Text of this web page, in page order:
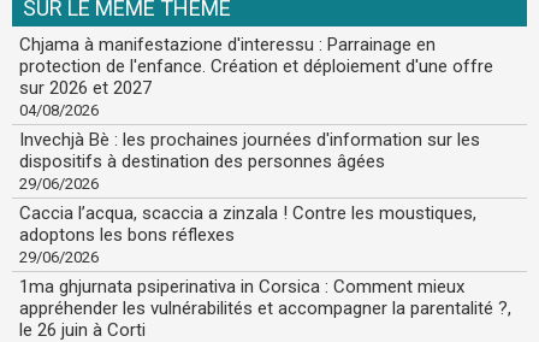
SUR LE MÊME THÈME
Chjama à manifestazione d'interessu : Parrainage en
protection de l'enfance. Création et déploiement d'une offre
sur 2026 et 2027
04/08/2026
Invechjà Bè : les prochaines journées d'information sur les
dispositifs à destination des personnes âgées
29/06/2026
Caccia l’acqua, scaccia a zinzala ! Contre les moustiques,
adoptons les bons réflexes
29/06/2026
1ma ghjurnata psiperinativa in Corsica : Comment mieux
appréhender les vulnérabilités et accompagner la parentalité ?,
le 26 juin à Corti